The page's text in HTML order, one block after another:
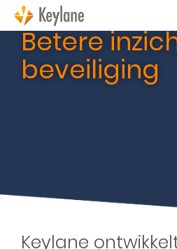
Betere
beveiliging
Keylane